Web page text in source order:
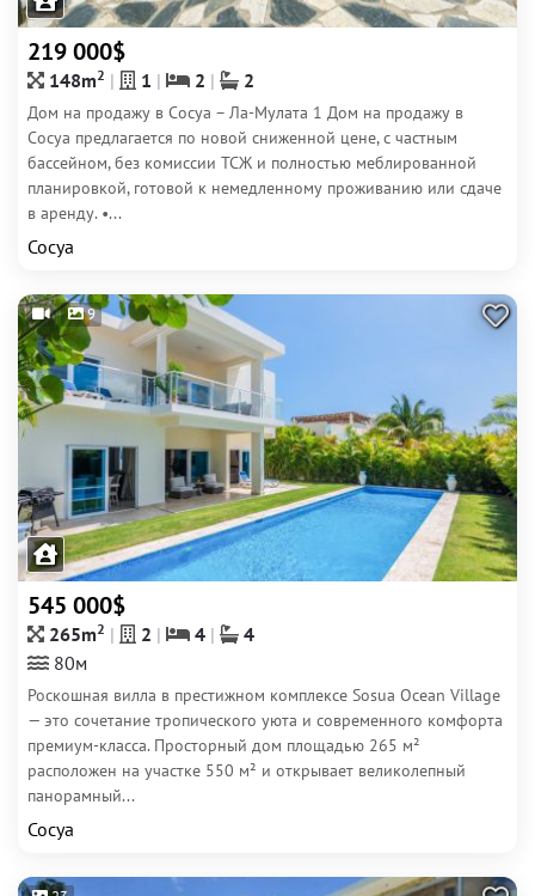
219 000$
148m2 1 2 2
Дом на продажу в Сосуа – Ла-Мулата 1 Дом на продажу в
Сосуа предлагается по новой сниженной цене, с частным
бассейном, без комиссии ТСЖ и полностью меблированной
планировкой, готовой к немедленному проживанию или сдаче
в аренду. •...
Сосуа
9
545 000$
265m2 2 4
4
80м
Роскошная вилла в престижном комплексе Sosua Ocean Village
— это сочетание тропического уюта и современного комфорта
премиум-класса. Просторный дом площадью 265 м²
расположен на участке 550 м² и открывает великолепный
панорамный...
Сосуа